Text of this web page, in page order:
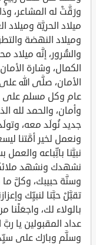
ورَقَّتْ له المشاعر،
ميلاد الحريَّة وميلاد
وميلاد النهضة
والسُّرور، إنَّه ميلاد
الكمال، وشارة
الأمان، صلَّى الله
عام وكل مسلم على
وأمان، والحمد لله
جديد نُولَد معه،
ونعمل لخير أمَّتنا
نبيَّنا باتِّباعه
نشهدك ونشهد
وسنَّة حبيبك، وكلَّ ما
تقبَّلْ حبَّنا لنبيِّك
بالولاء لك، واجعَلْنا
عداد المقبولين يا
وسلَّم وبارَك على